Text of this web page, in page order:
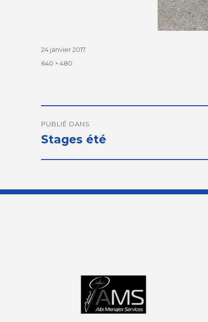
Publié
le
24 janvier 2017
Taille
640 × 480
de
l’article
PUBLIÉ DANS
Stages été